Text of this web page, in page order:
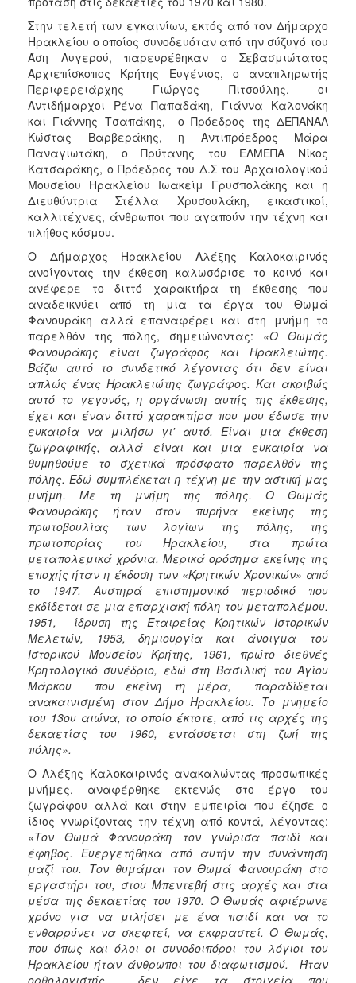
Στην τελετή των εγκαινίων, εκτός από τον Δήμαρχο
Ηρακλείου ο οποίος συνοδευόταν από την σύζυγό του
Άση Λυγερού, παρευρέθηκαν ο Σεβασμιώτατος
Αρχιεπίσκοπος Κρήτης Ευγένιος, ο αναπληρωτής
Περιφερειάρχης Γιώργος Πιτσούλης, οι
Αντιδήμαρχοι Ρένα Παπαδάκη, Γιάννα Καλονάκη
και Γιάννης Τσαπάκης, ο Πρόεδρος της ΔΕΠΑΝΑΛ
Κώστας Βαρβεράκης, η Αντιπρόεδρος Μάρα
Παναγιωτάκη, ο Πρύτανης του ΕΛΜΕΠΑ Νίκος
Κατσαράκης, ο Πρόεδρος του Δ.Σ του Αρχαιολογικού
Μουσείου Ηρακλείου Ιωακείμ Γρυσπολάκης και η
Διευθύντρια Στέλλα Χρυσουλάκη, εικαστικοί,
καλλιτέχνες, άνθρωποι που αγαπούν την τέχνη και
πλήθος κόσμου.
Ο Δήμαρχος Ηρακλείου Αλέξης Καλοκαιρινός
ανοίγοντας την έκθεση καλωσόρισε το κοινό και
ανέφερε το διττό χαρακτήρα τη έκθεσης που
αναδεικνύει από τη μια τα έργα του Θωμά
Φανουράκη αλλά επαναφέρει και στη μνήμη το
παρελθόν της πόλης, σημειώνοντας: «Ο Θωμάς
Φανουράκης είναι ζωγράφος και Ηρακλειώτης.
Βάζω αυτό το συνδετικό λέγοντας ότι δεν είναι
απλώς ένας Ηρακλειώτης ζωγράφος. Και ακριβώς
αυτό το γεγονός, η οργάνωση αυτής της έκθεσης,
έχει και έναν διττό χαρακτήρα που μου έδωσε την
ευκαιρία να μιλήσω γι' αυτό. Είναι μια έκθεση
ζωγραφικής, αλλά είναι και μια ευκαιρία να
θυμηθούμε το σχετικά πρόσφατο παρελθόν της
πόλης. Εδώ συμπλέκεται η τέχνη με την αστική μας
μνήμη. Με τη μνήμη της πόλης. Ο Θωμάς
Φανουράκης ήταν στον πυρήνα εκείνης της
πρωτοβουλίας των λογίων της πόλης, της
πρωτοπορίας του Ηρακλείου, στα πρώτα
μεταπολεμικά χρόνια. Μερικά ορόσημα εκείνης της
εποχής ήταν η έκδοση των «Κρητικών Χρονικών» από
το 1947. Αυστηρά επιστημονικό περιοδικό που
εκδίδεται σε μια επαρχιακή πόλη του μεταπολέμου.
1951, ίδρυση της Εταιρείας Κρητικών Ιστορικών
Μελετών, 1953, δημιουργία και άνοιγμα του
Ιστορικού Μουσείου Κρήτης, 1961, πρώτο διεθνές
Κρητολογικό συνέδριο, εδώ στη Βασιλική του Αγίου
Μάρκου που εκείνη τη μέρα, παραδίδεται
ανακαινισμένη στον Δήμο Ηρακλείου. Το μνημείο
του 13ου αιώνα, το οποίο έκτοτε, από τις αρχές της
δεκαετίας του 1960, εντάσσεται στη ζωή της
πόλης».
Ο Αλέξης Καλοκαιρινός ανακαλώντας προσωπικές
μνήμες, αναφέρθηκε εκτενώς στο έργο του
ζωγράφου αλλά και στην εμπειρία που έζησε ο
ίδιος γνωρίζοντας την τέχνη από κοντά, λέγοντας:
«Τον Θωμά Φανουράκη τον γνώρισα παιδί και
έφηβος. Ευεργετήθηκα από αυτήν την συνάντηση
μαζί του. Τον θυμάμαι τον Θωμά Φανουράκη στο
εργαστήρι του, στου Μπεντεβή στις αρχές και στα
μέσα της δεκαετίας του 1970. Ο Θωμάς αφιέρωνε
χρόνο για να μιλήσει με ένα παιδί και να το
ενθαρρύνει να σκεφτεί, να εκφραστεί. Ο Θωμάς,
που όπως και όλοι οι συνοδοιπόροι του λόγιοι του
Ηρακλείου ήταν άνθρωποι του διαφωτισμού. Ήταν
ορθολογιστής. δεν είχε τα στοιχεία που